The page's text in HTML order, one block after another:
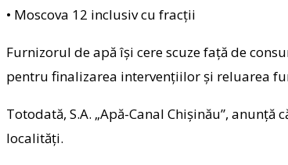
• Moscova 12 inclusiv cu fracţii
Furnizorul de apă își cere scuze față de
pentru finalizarea intervențiilor și reluarea
Totodată, S.A. „Apă-Canal Chișinău”,
localități.